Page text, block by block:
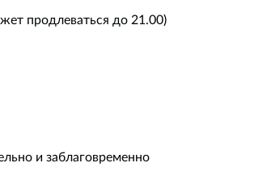
продлеваться до 21.00)
и заблаговременно